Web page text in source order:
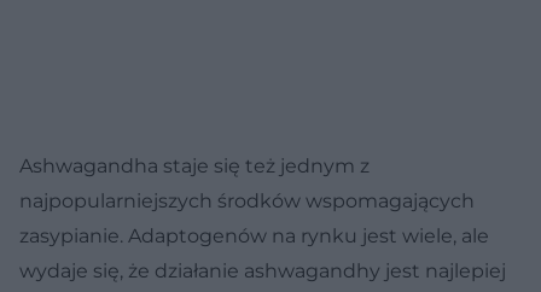
Ashwagandha staje się też jednym z
najpopularniejszych środków wspomagających
zasypianie. Adaptogenów na rynku jest wiele, ale
wydaje się, że działanie ashwagandhy jest najlepiej